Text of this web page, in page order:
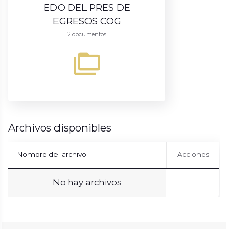
EDO DEL PRES DE
EGRESOS COG
2 documentos
Archivos disponibles
Nombre del archivo Acciones
No hay archivos